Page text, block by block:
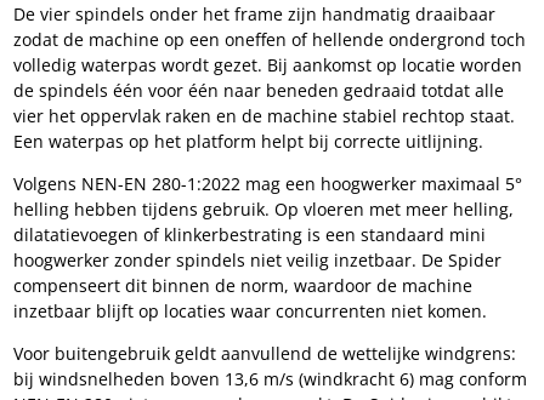
De vier spindels onder het frame zijn handmatig draaibaar
zodat de machine op een oneffen of hellende ondergrond toch
volledig waterpas wordt gezet. Bij aankomst op locatie worden
de spindels één voor één naar beneden gedraaid totdat alle
vier het oppervlak raken en de machine stabiel rechtop staat.
Een waterpas op het platform helpt bij correcte uitlijning.
Volgens NEN-EN 280-1:2022 mag een hoogwerker maximaal 5°
helling hebben tijdens gebruik. Op vloeren met meer helling,
dilatatievoegen of klinkerbestrating is een standaard mini
hoogwerker zonder spindels niet veilig inzetbaar. De Spider
compenseert dit binnen de norm, waardoor de machine
inzetbaar blijft op locaties waar concurrenten niet komen.
Voor buitengebruik geldt aanvullend de wettelijke windgrens:
bij windsnelheden boven 13,6 m/s (windkracht 6) mag conform